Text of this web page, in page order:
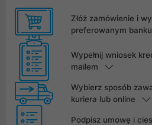
Złóż zamówienie i
preferowanym banku
Wypełnij wniosek
mailem
Wybierz sposób
kuriera lub online
Podpisz umowę i